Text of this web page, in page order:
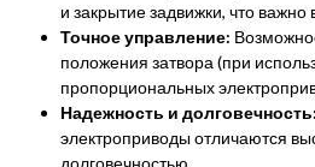
и закрытие задвижки, что
Точное управление:
положения затвора (при
пропорциональных
Надежность и долговечность:
электроприводы отличаются
долговечностью.